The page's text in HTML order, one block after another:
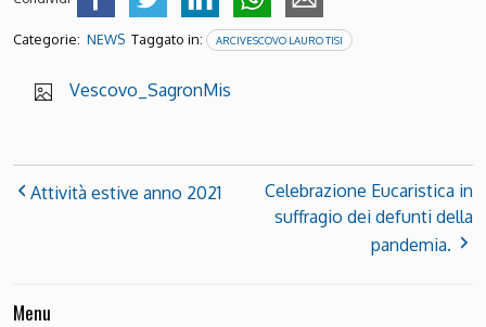
Categorie: NEWS Taggato in: ARCIVESCOVO LAURO TISI
Vescovo_SagronMis
Attività estive anno 2021
Celebrazione Eucaristica in
suffragio dei defunti della
pandemia.
Menu